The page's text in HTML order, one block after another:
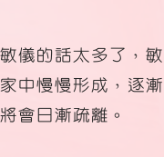
儀的話太多了，
中慢慢形成，逐
會日漸疏離。